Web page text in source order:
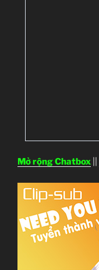
Mở rộng Chatbox